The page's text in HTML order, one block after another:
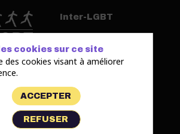
bi et
de la
Pride
en
Inter-LGBT
cookies sur ce site
des cookies visant à améliorer
ACCEPTER
REFUSER